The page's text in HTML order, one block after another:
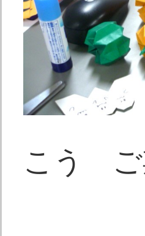
こう ご